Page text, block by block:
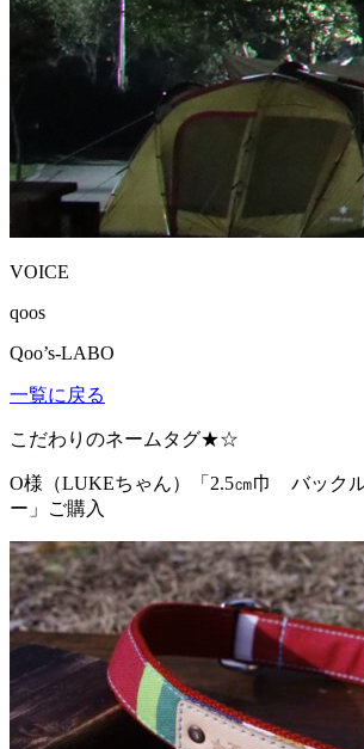
VOICE
qoos
Qoo’s-LABO
一覧に戻る
こだわりのネームタグ★☆
O様（LUKEちゃん）
「2.5㎝巾 バック
ー」ご購入